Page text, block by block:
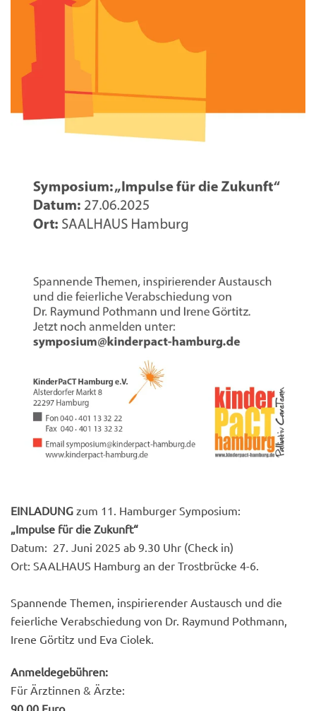
EINLADUNG zum 11. Hamburger Symposium:
„Impulse für die Zukunft“
Datum: 27. Juni 2025 ab 9.30 Uhr (Check in)
Ort: SAALHAUS Hamburg an der Trostbrücke 4-6.
Spannende Themen, inspirierender Austausch und die
feierliche Verabschiedung von Dr. Raymund Pothmann,
Irene Görtitz und Eva Ciolek.
Anmeldegebühren:
Für Ärztinnen & Ärzte: